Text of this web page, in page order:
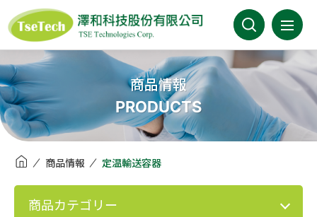
澤和科技有限公司
会社案内
最新情報
事業分野
商品情報
PRODUCTS
商品情報 定温輸送容器
商品カテゴリー